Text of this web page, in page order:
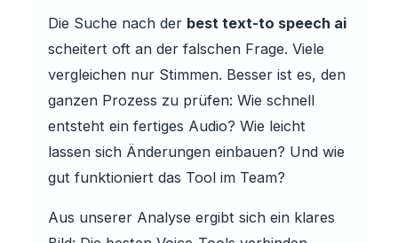
Die Suche nach der best text-to speech ai
scheitert oft an der falschen Frage. Viele
vergleichen nur Stimmen. Besser ist es, den
ganzen Prozess zu prüfen: Wie schnell
entsteht ein fertiges Audio? Wie leicht
lassen sich Änderungen einbauen? Und wie
gut funktioniert das Tool im Team?
Aus unserer Analyse ergibt sich ein klares